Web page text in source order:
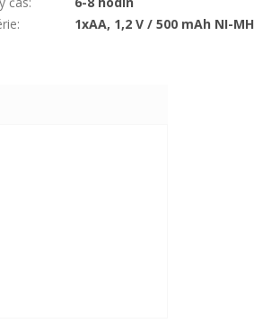
: 1xAA, 1,2 V / 500 mAh NI-MH
z 5 hviezdičiek.
z 5 hviezdičiek.